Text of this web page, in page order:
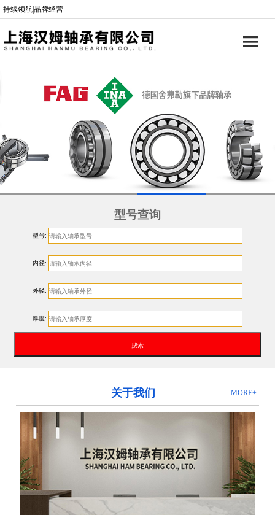
持续领航|品牌经营
型号查询
型号:
内径:
外径:
厚度:
MORE+
关于我们